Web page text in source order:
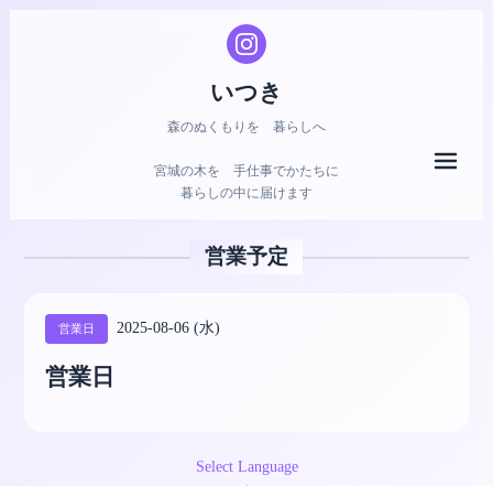
いつき
森のぬくもりを 暮らしへ
宮城の木を 手仕事でかたちに
暮らしの中に届けます
営業予定
営業日 2025-08-06 (水)
営業日
Select Language